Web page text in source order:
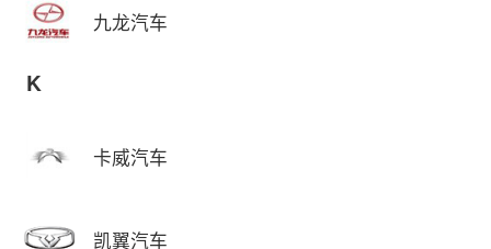
九龙汽车
K
卡威汽车
凯翼汽车